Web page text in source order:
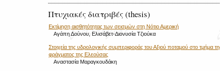
Πτυχιακές διατριβές (thesis)
Εκτίμηση αισθητότητας των σεισμών στη Νότιο Αμερική
Αγάπη Δούνου, Ελισάβετ-Διονυσία Τζιούκα
Στοιχεία της υδρολογικής συμπεριφοράς του Αξιού ποταμού στο τμήμα
φράγματος της Ελεούσας
Αναστασία Μαραγκουδάκη